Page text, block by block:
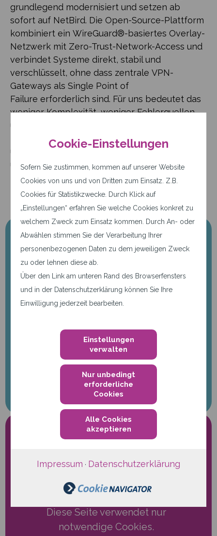
Cookie-Einstellungen
Sofern Sie zustimmen, kommen auf unserer Website
Cookies von uns und von Dritten zum Einsatz. Z.B.
Cookies für Statistikzwecke. Durch Klick auf
„Einstellungen“ erfahren Sie welche Cookies konkret zu
welchem Zweck zum Einsatz kommen. Durch An- oder
Abwählen stimmen Sie der Verarbeitung Ihrer
personenbezogenen Daten zu dem jeweiligen Zweck
zu oder lehnen diese ab.
Über den Link am unteren Rand des Browserfensters
und in der Datenschutzerklärung können Sie Ihre
Einwilligung jederzeit bearbeiten.
Einstellungen
verwalten
Nur unbedingt
erforderliche
Cookies
Alle Cookies
akzeptieren
Impressum · Datenschutzerklärung
grundlegend modernisiert und setzen ab
sofort auf NetBird. Die Open-Source-Plattform
kombiniert ein WireGuard®-basiertes Overlay-
Netzwerk mit Zero-Trust-Network-Access und
verbindet Systeme direkt, stabil und
verschlüsselt, ohne dass zentrale VPN-
Gateways als Single Point of
Failure erforderlich sind. Für uns bedeutet das
weniger Komplexität, weniger Fehlerquellen
und mehr Sicherheit. Mit NetBird setzen wir die
Zero-Trust-Strategie konsequent
um: Standardmäßig ist nichts freigeschaltet
und […]
Businessmit den individuellen
Platform-as-a-Service Lösungen von
qwertiko. Rufen Sie jetzt an:
+49 721 66 24 999-0
Nur notwendige Cookies.
Diese Seite verwendet nur
notwendige Cookies.